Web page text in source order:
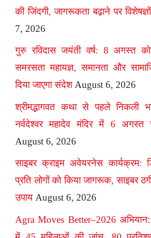
की जिंदगी, जागरूकता बढ़ाने पर
7, 2026
गुरु रविदास जयंती वर्ष: 8 अगस्त
समरसता महायज्ञ, समानता और
दिया जाएगा संदेश August 6, 2026
श्रीमद्भागवत कथा से पहले निकली
नर्वदेश्वर महादेव मंदिर में 6
August 6, 2026
साइबर क्राइम अवेयरनेस कार्यक्रम:
प्रति लोगों को किया जागरूक, साइबर
उपाय August 6, 2026
Agra Moves Better–2026 अभियान: